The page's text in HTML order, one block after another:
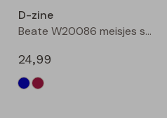
D-zine
Beate W20086 meisjes sweatshirt Marine
24,99